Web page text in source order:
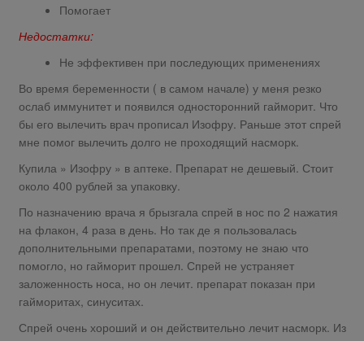
Помогает
Недостатки:
Не эффективен при последующих применениях
Во время беременности ( в самом начале) у меня резко
ослаб иммунитет и появился односторонний гайморит. Что
бы его вылечить врач прописал Изофру. Раньше этот спрей
мне помог вылечить долго не проходящий насморк.
Купила » Изофру » в аптеке. Препарат не дешевый. Стоит
около 400 рублей за упаковку.
По назначению врача я брызгала спрей в нос по 2 нажатия
на флакон, 4 раза в день. Но так де я пользовалась
дополнительными препаратами, поэтому не знаю что
помогло, но гайморит прошел. Спрей не устраняет
заложенность носа, но он лечит. препарат показан при
гайморитах, синуситах.
Спрей очень хороший и он действительно лечит насморк. Из